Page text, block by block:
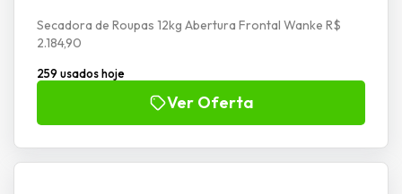
Secadora de Roupas 12kg Abertura Frontal Wanke R$
2.184,90
259 usados hoje
Ver Oferta